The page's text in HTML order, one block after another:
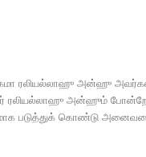
அன்ஹு
ரலியல்லாஹு அன்ஹும்
கொண்டு